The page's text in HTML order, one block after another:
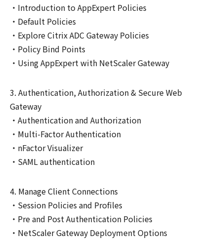
Introduction to AppExpert Policies
Default Policies
Explore Citrix ADC Gateway Policies
Policy Bind Points
Using AppExpert with NetScaler Gateway
Authentication, Authorization & Secure Web
Gateway
Authentication and Authorization
Multi-Factor Authentication
nFactor Visualizer
SAML authentication
Manage Client Connections
Session Policies and Profiles
Pre and Post Authentication Policies
NetScaler Gateway Deployment Options